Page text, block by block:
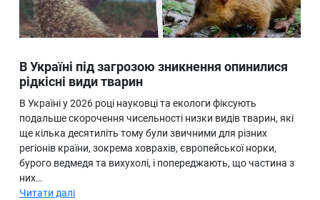
Людина
Ukraine
Про нас
В Україні під загрозою зникнення опинилися
рідкісні види тварин
В Україні у 2026 році науковці та екологи фіксують
подальше скорочення чисельності низки видів тварин, які
ще кілька десятиліть тому були звичними для різних
регіонів країни, зокрема ховрахів, європейської норки,
бурого ведмедя та вихухолі, і попереджають, що частина з
них…
Читати далі